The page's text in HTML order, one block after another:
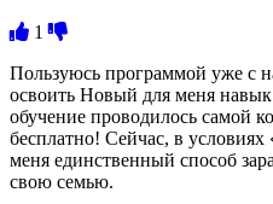
1
Пользуюсь программой уже с
освоить Новый для меня
обучение проводилось самой
бесплатно! Сейчас, в
меня единственный способ
свою семью.